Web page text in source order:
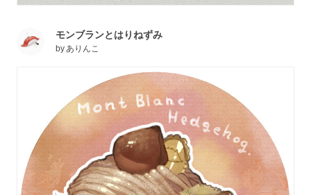
モンブランとはりねずみ
by ありんこ